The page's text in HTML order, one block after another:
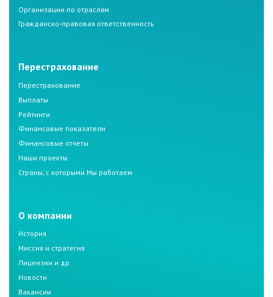
Организации по отраслям
Гражданско-правовая ответственность
Перестрахование
Перестрахование
Выплаты
Рейтинги
Финансовые показатели
Финансовые отчеты
Наши проекты
Страны, с которыми Мы работаем
О компании
История
Миссия и стратегия
Лицензии и др.
Новости
Вакансии